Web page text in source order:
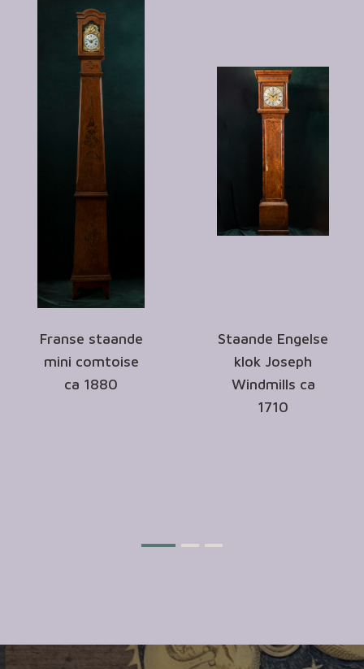
Franse staande
mini comtoise
ca 1880
Staande Engelse
klok Joseph
Windmills ca
1710